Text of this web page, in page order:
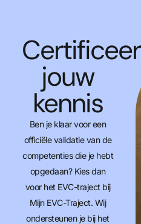
Certificeer
jouw
kennis
Ben je klaar voor een
officiële validatie van de
competenties die je hebt
opgedaan? Kies dan
voor het EVC-traject bij
Mijn EVC-Traject. Wij
ondersteunen je bij het